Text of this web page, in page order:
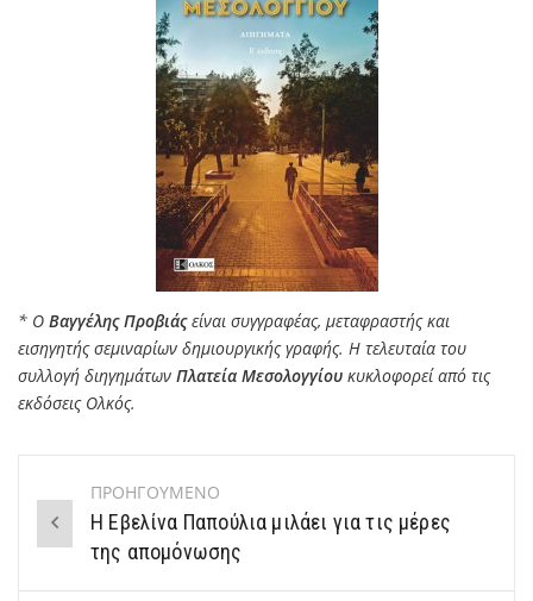
* Ο Βαγγέλης Προβιάςείναι συγγραφέας, μεταφραστής και
εισηγητής σεμιναρίων δημιουργικής γραφής. Η τελευταία του
συλλογή διηγημάτων Πλατεία Μεσολογγίου κυκλοφορεί από τις
εκδόσεις Ολκός.
Post
navigation
ΠΡΟΗΓΟΥΜΕΝΟ
Η Εβελίνα Παπούλια μιλάει για τις μέρες
της απομόνωσης